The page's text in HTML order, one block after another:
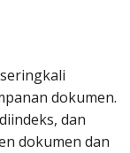
dokumen.
dan
dokumen dan